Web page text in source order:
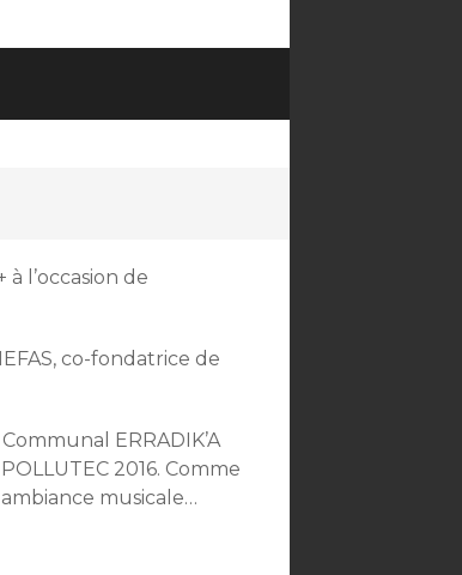
l’occasion de
co-fondatrice de
ERRADIK’A
2016. Comme
musicale…